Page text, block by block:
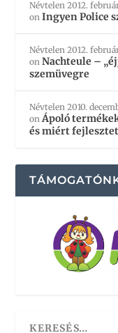
Névtelen 2012.
onIngyen Police
Névtelen 2012.
onNachteule –
szemüvegre
Névtelen 2010.
onÁpoló
és miért